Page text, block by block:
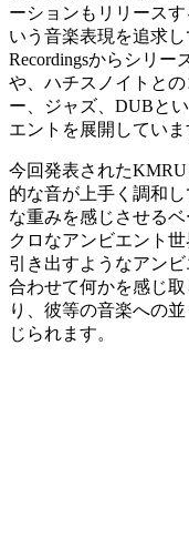
ーションもリリース
いう音楽表現を追求
Recordingsからシリー
や、ハチスノイトと
ー、ジャズ、DUBと
エントを展開していま
今回発表された
的な音が上手く調和
な重みを感じさせる
クロなアンビエント
引き出すようなアン
合わせて何かを感じ
り、彼等の音楽への
じられます。